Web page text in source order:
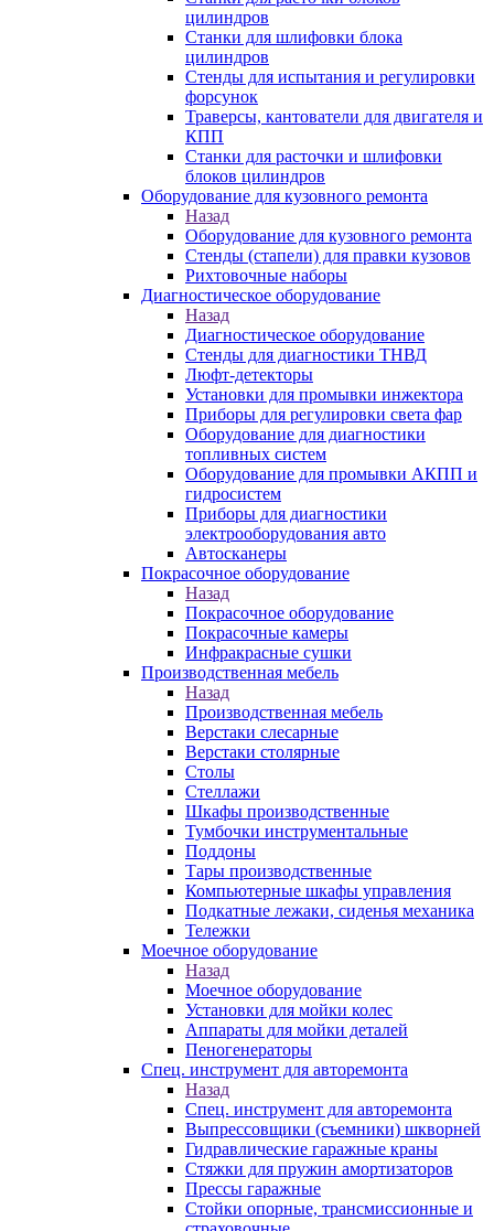
цилиндров
Станки для шлифовки блока
цилиндров
Стенды для испытания и регулировки
форсунок
Траверсы, кантователи для двигателя и
КПП
Станки для расточки и шлифовки
блоков цилиндров
Оборудование для кузовного ремонта
Назад
Оборудование для кузовного ремонта
Стенды (стапели) для правки кузовов
Рихтовочные наборы
Диагностическое оборудование
Назад
Диагностическое оборудование
Стенды для диагностики ТНВД
Люфт-детекторы
Установки для промывки инжектора
Приборы для регулировки света фар
Оборудование для диагностики
топливных систем
Оборудование для промывки АКПП и
гидросистем
Приборы для диагностики
электрооборудования авто
Автосканеры
Покрасочное оборудование
Назад
Покрасочное оборудование
Покрасочные камеры
Инфракрасные сушки
Производственная мебель
Назад
Производственная мебель
Верстаки слесарные
Верстаки столярные
Столы
Стеллажи
Шкафы производственные
Тумбочки инструментальные
Поддоны
Тары производственные
Компьютерные шкафы управления
Подкатные лежаки, сиденья механика
Тележки
Моечное оборудование
Назад
Моечное оборудование
Установки для мойки колес
Аппараты для мойки деталей
Пеногенераторы
Спец. инструмент для авторемонта
Назад
Спец. инструмент для авторемонта
Выпрессовщики (съемники) шкворней
Гидравлические гаражные краны
Стяжки для пружин амортизаторов
Прессы гаражные
Стойки опорные, трансмиссионные и